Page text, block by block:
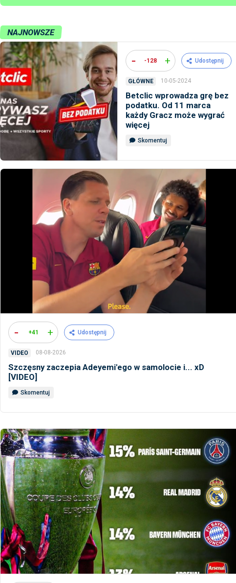
NAJNOWSZE
- -128 + Udostępnij
GŁÓWNE 10-05-2024
Betclic wprowadza grę bez
podatku. Od 11 marca
każdy Gracz może wygrać
więcej
Skomentuj
- +41 + Udostępnij
VIDEO 08-08-2026
Szczęsny zaczepia Adeyemi'ego w samolocie i... xD
[VIDEO]
Skomentuj